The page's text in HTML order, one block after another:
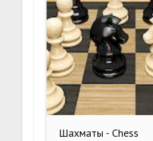
Шахматы - Chess